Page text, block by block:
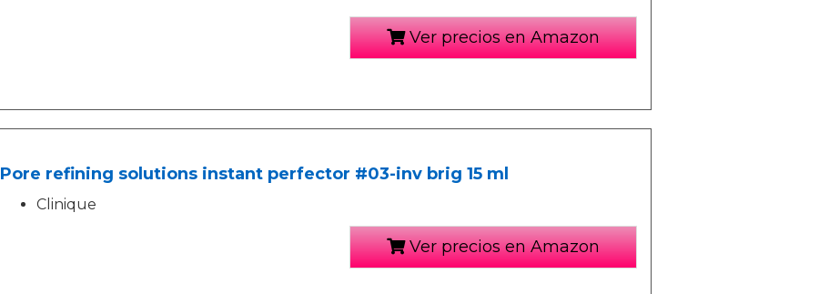
Ver precios en Amazon
Pore refining solutions instant perfector #03-inv brig 15 ml
Clinique
Ver precios en Amazon